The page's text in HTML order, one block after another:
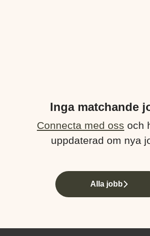
Inga matchande
Connecta med oss och
uppdaterad om nya
Alla jobb